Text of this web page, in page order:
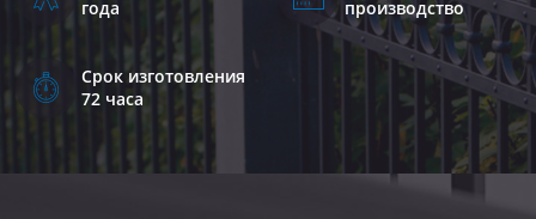
года
производство
Срок изготовления
72 часа